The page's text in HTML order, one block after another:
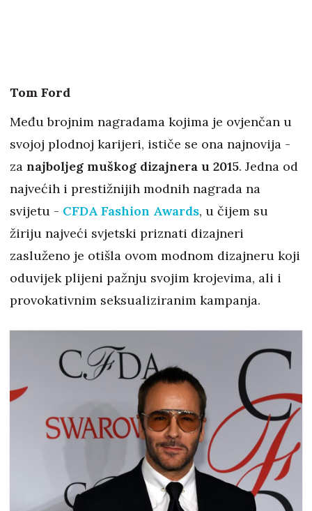
Tom Ford
Među brojnim nagradama kojima je ovjenčan u
svojoj plodnoj karijeri, ističe se ona najnovija -
za najboljeg muškog dizajnera u 2015. Jedna od
najvećih i prestižnijih modnih nagrada na
svijetu - CFDA Fashion Awards, u čijem su
žiriju najveći svjetski priznati dizajneri
zasluženo je otišla ovom modnom dizajneru koji
oduvijek plijeni pažnju svojim krojevima, ali i
provokativnim seksualiziranim kampanja.